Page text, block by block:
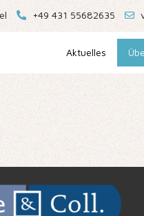
+49 431 55682635
Aktuelles